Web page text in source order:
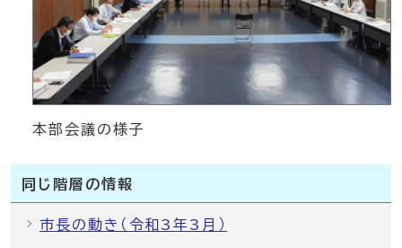
本部会議の様子
同じ階層の情報
市長の動き（令和3年3月）